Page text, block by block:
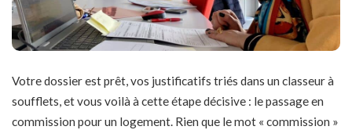
Votre dossier est prêt, vos justificatifs triés dans un classeur à
soufflets, et vous voilà à cette étape décisive : le passage en
commission pour un logement. Rien que le mot « commission »